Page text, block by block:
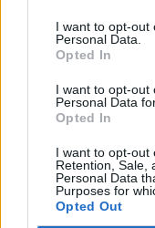
I want to opt-out
Personal Data.
Opted In
I want to opt-out
Personal Data
Opted In
I want to opt-out
Retention, Sale,
Personal Data
Purposes for
Opted Out
Plug-in Hibrid autó
idén a
Gulyas Zsolt - 2020-04-17